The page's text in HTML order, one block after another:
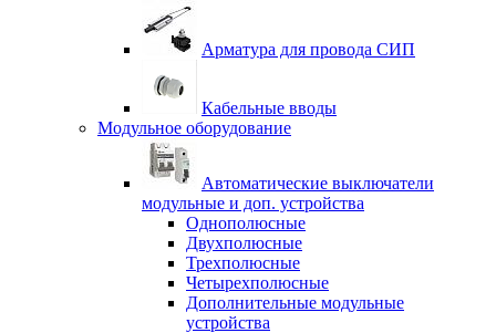
Арматура для провода СИП
Кабельные вводы
Модульное оборудование
Автоматические выключатели
модульные и доп. устройства
Однополюсные
Двухполюсные
Трехполюсные
Четырехполюсные
Дополнительные модульные
устройства